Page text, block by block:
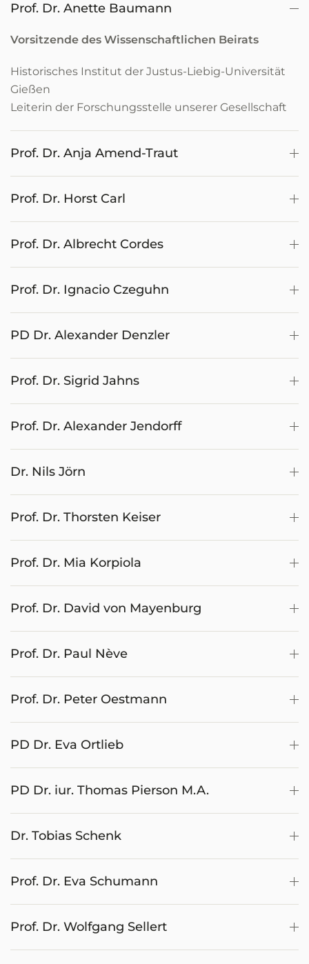
Prof. Dr. Anette Baumann
Vorsitzende des Wissenschaftlichen Beirats
Historisches Institut der Justus-Liebig-Universität
Gießen
Leiterin der Forschungsstelle unserer Gesellschaft
Prof. Dr. Anja Amend-Traut
Prof. Dr. Horst Carl
Prof. Dr. Albrecht Cordes
Prof. Dr. Ignacio Czeguhn
PD Dr. Alexander Denzler
Prof. Dr. Sigrid Jahns
Prof. Dr. Alexander Jendorff
Dr. Nils Jörn
Prof. Dr. Thorsten Keiser
Prof. Dr. Mia Korpiola
Prof. Dr. David von Mayenburg
Prof. Dr. Paul Nève
Prof. Dr. Peter Oestmann
PD Dr. Eva Ortlieb
PD Dr. iur. Thomas Pierson M.A.
Dr. Tobias Schenk
Prof. Dr. Eva Schumann
Prof. Dr. Wolfgang Sellert